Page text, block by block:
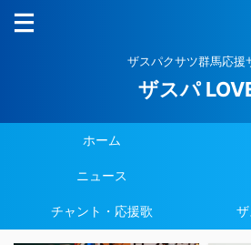
ザスパクサツ群馬応援
ザスパ
ホーム
ニュース
チャント・応援歌